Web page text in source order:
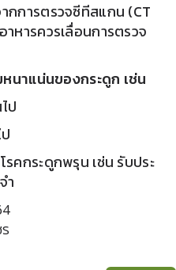
กการตรวจซีทีสแกน (CT
หารควรเลื่อนการตรวจ
นาแน่นของกระดูก เช่น
ป
คกระดูกพรุน เช่น รับประ
ำ